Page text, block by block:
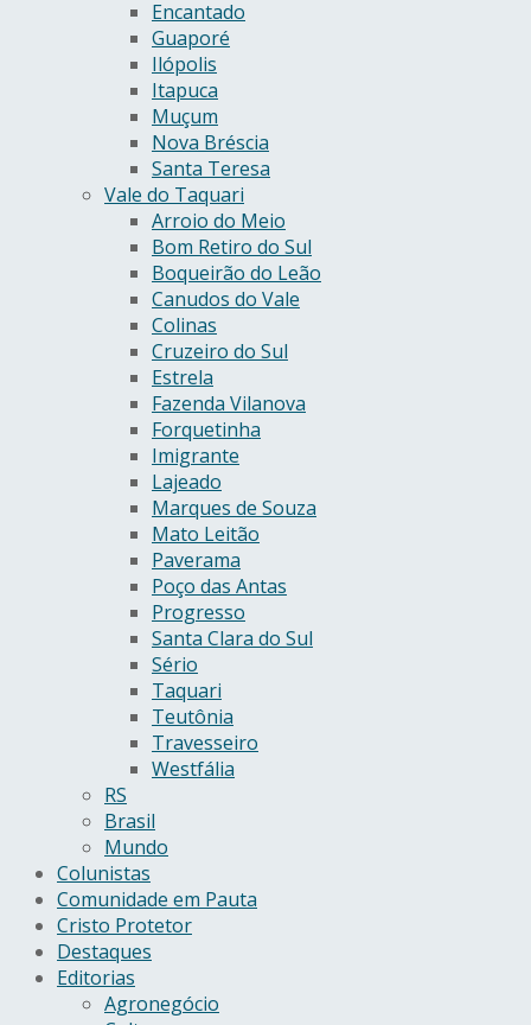
Encantado
Guaporé
Ilópolis
Itapuca
Muçum
Nova Bréscia
Santa Teresa
Vale do Taquari
Arroio do Meio
Bom Retiro do Sul
Boqueirão do Leão
Canudos do Vale
Colinas
Cruzeiro do Sul
Estrela
Fazenda Vilanova
Forquetinha
Imigrante
Lajeado
Marques de Souza
Mato Leitão
Paverama
Poço das Antas
Progresso
Santa Clara do Sul
Sério
Taquari
Teutônia
Travesseiro
Westfália
RS
Brasil
Mundo
Colunistas
Comunidade em Pauta
Cristo Protetor
Destaques
Editorias
Agronegócio